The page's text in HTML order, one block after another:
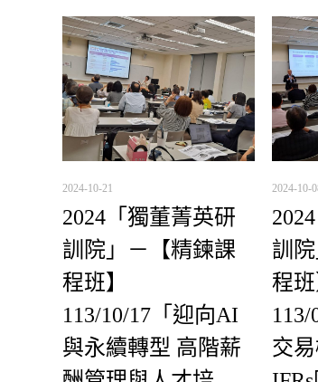
2024-10-21
2024「獨董菁英研
訓院」－【精鍊課
程班】
113/10/17「迎向AI
與永續轉型 高階薪
2024-10-
訓
程班
交